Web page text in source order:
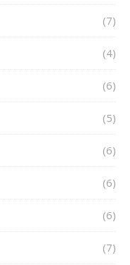
(7)
(4)
(6)
(5)
(6)
(6)
(6)
(7)